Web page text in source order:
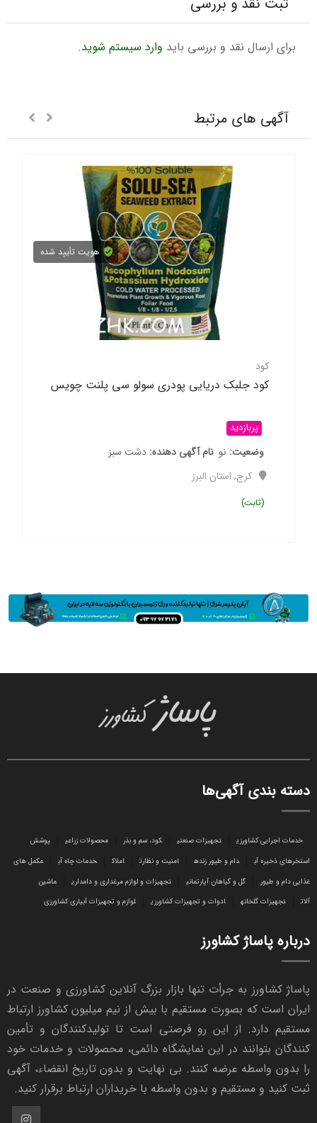
برای ارسال نقد و بررسی باید وارد سیستم شوید.
آگهی های مرتبط
هویت تأیید شده
کود
کود جلبک دریایی پودری سولو سی پلنت چویس
پربازدید
وضعیت نو نام آگهی دهنده دشت سبز
کرج, استان البرز
(ثابت)
دسته بندی آگهی‌ها
خدمات اجرایی کشاورزی تجهیزات صنعتی کود، سم و بذر محصولات زراعی
پوشش
استخرهای ذخیره آب
دام و طیور زنده امنیت و نظارت املاک خدمات چاه آب
مکمل های
غذایی دام و طیور
گل و گیاهان آپارتمانی تجهیزات و لوازم مرغداری و دامداری
ماشین
آلات
تجهیزات گلخانه ادوات و تجهیزات کشاورزی لوازم و تجهیزات آبیاری کشاورزی
درباره پاساژ کشاورز
پاساژ کشاورز به جرأت تنها بازار بزرگ آنلاین کشاورزی و صنعت در
ایران است که بصورت مستقیم با بیش از نیم میلیون کشاورز ارتباط
مستقیم دارد. از این رو فرصتی است تا تولیدکنندگان و تأمین
کنندگان بتوانند در این نمایشگاه دائمی، محصولات و خدمات خود
را بدون واسطه عرضه کنند. بی نهایت و بدون تاریخ انقضاء، آگهی
ثبت کنید و مستقیم و بدون واسطه با خریداران ارتباط برقرار کنید.